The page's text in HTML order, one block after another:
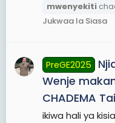
mwenyekiti
Jukwaa la Siasa
PreGE2025
Wenje
CHADEMA
ikiwa hali ya